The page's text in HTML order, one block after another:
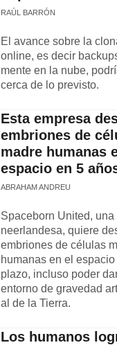
RAÚL BARRÓN
El avance sobre la
online, es decir
mente en la nube,
cerca de lo previsto.
Esta empresa
embriones de
madre humanas
espacio en 5
ABRAHAM ANDREU
Spaceborn United, una
neerlandesa, quiere
embriones de células
humanas en el
plazo, incluso poder
entorno de gravedad
al de la Tierra.
Los humanos